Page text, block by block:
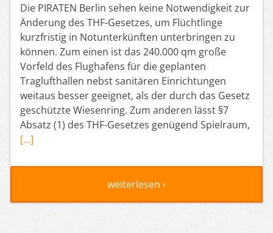
Die PIRATEN Berlin sehen keine Notwendigkeit zur
Änderung des THF-Gesetzes, um Flüchtlinge
kurzfristig in Notunterkünften unterbringen zu
können. Zum einen ist das 240.000 qm große
Vorfeld des Flughafens für die geplanten
Traglufthallen nebst sanitären Einrichtungen
weitaus besser geeignet, als der durch das Gesetz
geschützte Wiesenring. Zum anderen lässt §7
Absatz (1) des THF-Gesetzes genügend Spielraum,
[…]
weiterlesen ›